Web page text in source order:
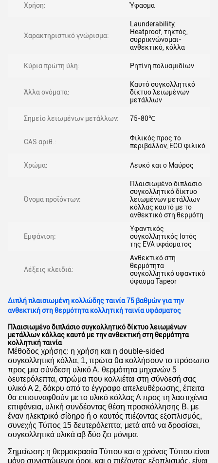
Χρήση: Ύφασμα
Χαρακτηριστικό γνώρισμα:
Launderability,
Heatproof, τηκτός,
συρρικνώνομαι-
ανθεκτικό, κόλλα
Κύρια πρώτη ύλη: Ρητίνη πολυαμιδίων
Άλλα ονόματα:
Καυτό συγκολλητικό
δίκτυο λειωμένων
μετάλλων
Σημείο λειωμένων μετάλλων: 75-80℃
CAS αριθ.:
Φιλικός προς το
περιβάλλον, ECO φιλικό
Χρώμα: Λευκό και ο Μαύρος
Όνομα προϊόντων:
Πλαισιωμένο διπλάσιο
συγκολλητικό δίκτυο
λειωμένων μετάλλων
κόλλας καυτό με το
ανθεκτικό στη θερμότη
Εμφάνιση:
Υφαντικός
συγκολλητικός Ιστός
της EVA υφάσματος
Λέξεις κλειδιά:
Ανθεκτικό στη
θερμότητα
συγκολλητικό υφαντικό
ύφασμα Tapeor
Διπλή πλαισιωμένη κολλώδης ταινία 75 βαθμών για την
ανθεκτική στη θερμότητα κολλητική ταινία υφάσματος
Πλαισιωμένο διπλάσιο συγκολλητικό δίκτυο λειωμένων
μετάλλων κόλλας καυτό με την ανθεκτική στη θερμότητα
κολλητική ταινία
Μέθοδος χρήσης: η χρήση και η double-sided
συγκολλητική κόλλα, 1, πρώτα θα κολλήσουν το πρόσωπο
προς μια σύνδεση υλικό Α, θερμότητα μηχανών 5
δευτερόλεπτα, στρώμα που κολλιέται στη σύνδεσή σας
υλικό Α 2, δάκρυ από το έγγραφο απελευθέρωσης, έπειτα
θα επισυναφθούν με το υλικό κόλλας Α προς τη λαστιχένια
επιφάνεια, υλική συνδέοντας θέση προσκόλλησης Β, με
έναν ηλεκτρικό σίδηρο ή ο καυτός πιέζοντας εξοπλισμός,
συνεχής Τύπος 15 δευτερόλεπτα, μετά από να δροσίσει,
συγκολλητικά υλικά αβ δύο ζει μόνιμα.
Σημείωση: η θερμοκρασία Τύπου και ο χρόνος Τύπου είναι
μόνο συνιστώμενοι όροι, και ο πιέζοντας εξοπλισμός, είναι